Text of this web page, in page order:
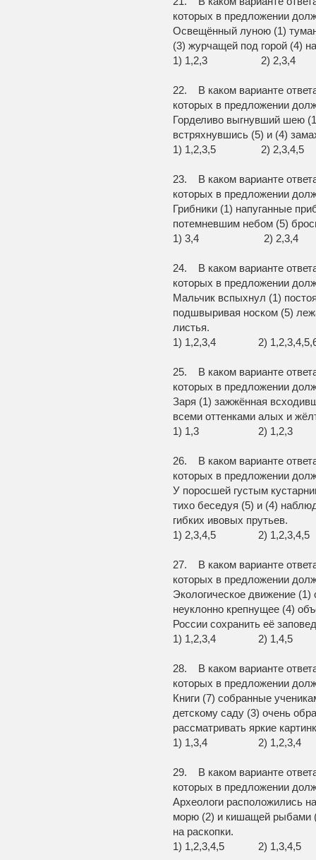
которых в предложении
Освещённый луною (1)
(3) журчащей под горой (4)
1) 1,2,3 2)
22. В каком варианте
которых в предложении
Горделиво выгнувший шею
встряхнувшись (5) и (4)
1) 1,2,3,5 2)
23. В каком варианте
которых в предложении
Грибники (1) напуганные
потемневшим небом (5)
1) 3,4 2)
24. В каком варианте
которых в предложении
Мальчик вспыхнул (1)
подшвыривая носком (5)
листья.
1) 1,2,3,4 2)
25. В каком варианте
которых в предложении
Заря (1) зажжённая
всеми оттенками алых и
1) 1,3 2) 1,2,3
26. В каком варианте
которых в предложении
У поросшей густым
тихо беседуя (5) и (4)
гибких ивовых прутьев.
1) 2,3,4,5 2)
27. В каком варианте
которых в предложении
Экологическое движение
неуклонно крепнущее (4)
России сохранить её
1) 1,2,3,4 2)
28. В каком варианте
которых в предложении
Книги (7) собранные
детскому саду (3) очень
рассматривать яркие
1) 1,3,4 2)
29. В каком варианте
которых в предложении
Археологи расположились
морю (2) и кишащей рыбами
на раскопки.
1) 1,2,3,4,5 2)